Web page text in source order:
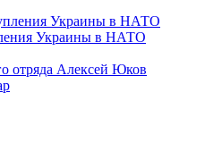
Украины в НАТО
отряда Алексей Юков